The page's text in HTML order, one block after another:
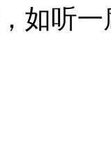
如听一